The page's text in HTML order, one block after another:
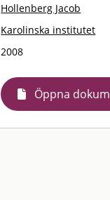
Hollenberg Jacob
Karolinska institutet
2008
Öppna